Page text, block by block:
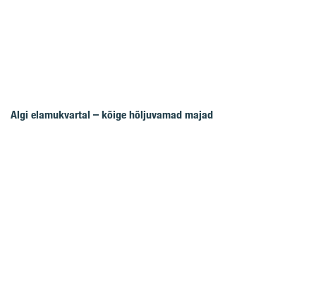
Algi elamukvartal – kõige hõljuvamad majad